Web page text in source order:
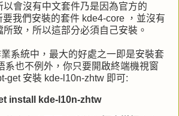
會沒有中文套件乃是因為官方的
我們安裝的套件 kde4-core ，並沒有
致，所以這部分必須自己安裝。
統中，最大的好處之一即是安裝套
系也不例外，你只要開啟終端機視窗
get 安裝 kde-l10n-zhtw 即可:
install kde-l10n-zhtw